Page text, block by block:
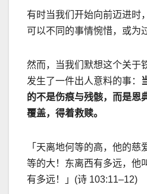
有时当我们开始向前迈进时
可以不同的事情惋惜，或为
然而，当我们默想这个关于
发生了一件出人意料的事：
的不是伤痕与残骸，而是恩
覆盖，得着救赎。
「天离地何等的高，他的慈
等的大！东离西有多远，他
有多远 ！」 (诗 103:11–12)